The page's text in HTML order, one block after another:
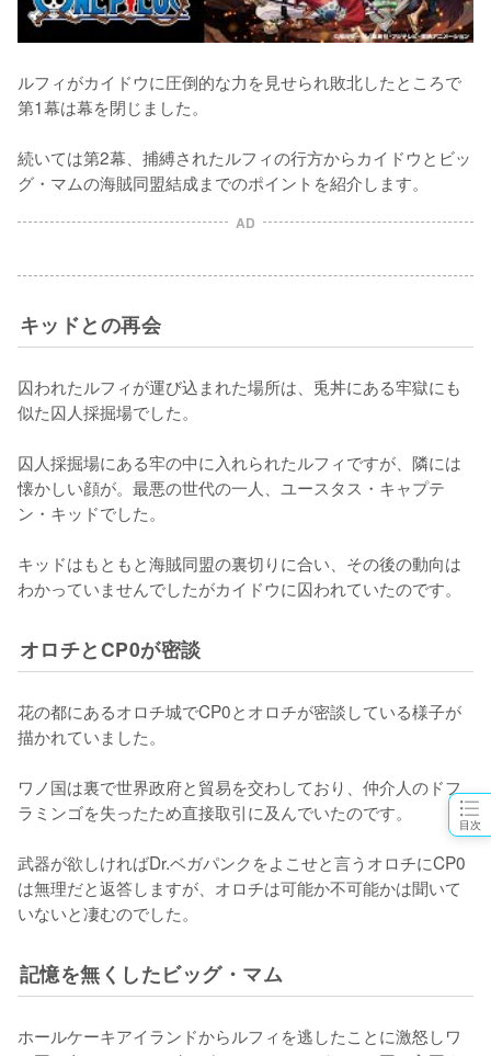
目次
ルフィがカイドウに圧倒的な力を見せられ敗北したところで
第1幕は幕を閉じました。
続いては第2幕、捕縛されたルフィの行方からカイドウとビッ
グ・マムの海賊同盟結成までのポイントを紹介します。
AD
キッドとの再会
囚われたルフィが運び込まれた場所は、兎丼にある牢獄にも
似た囚人採掘場でした。
囚人採掘場にある牢の中に入れられたルフィですが、隣には
懐かしい顔が。最悪の世代の一人、ユースタス・キャプテ
ン・キッドでした。
キッドはもともと海賊同盟の裏切りに合い、その後の動向は
わかっていませんでしたがカイドウに囚われていたのです。
オロチとCP0が密談
花の都にあるオロチ城でCP0とオロチが密談している様子が
描かれていました。
ワノ国は裏で世界政府と貿易を交わしており、仲介人のドフ
ラミンゴを失ったため直接取引に及んでいたのです。
武器が欲しければDr.ベガパンクをよこせと言うオロチにCP0
は無理だと返答しますが、オロチは可能か不可能かは聞いて
いないと凄むのでした。
記憶を無くしたビッグ・マム
ホールケーキアイランドからルフィを逃したことに激怒しワ